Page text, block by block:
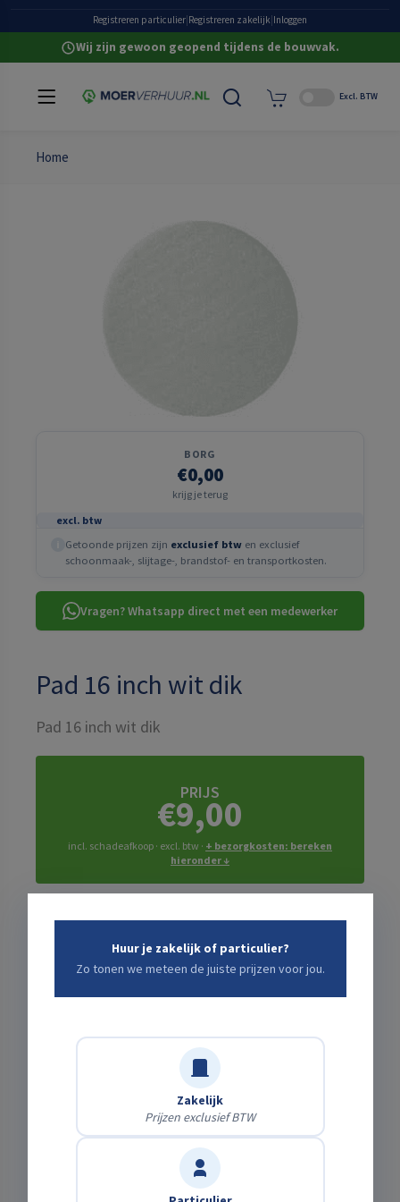
Grote eigen voorraad
Heldere all-in prijzenRegistreren particulier Registreren zakelijk Inloggen
Wij zijn gewoon geopend tijdens de bouwvak.
Excl. BTW
Home
BORG
€0,00
krijg je terug
excl. btw
Getoonde prijzen zijn exclusief btw en exclusief
schoonmaak-, slijtage-, brandstof- en transportkosten.
Vragen? Whatsapp direct met een medewerker
Pad 16 inch wit dik
Pad 16 inch wit dik
PRIJS
€9,00
incl. schadeafkoop · excl. btw · + bezorgkosten: bereken
hieronder ↓
Bezorging of zelf ophalen?
Gratis
Zelf afhalen
Haal het af op onze locatie.
Laten bezorgen
Wij brengen & halen het — kies je adres en zie
meteen de kosten.
Huur je zakelijk of particulier?
Zo tonen we meteen de juiste prijzen voor jou.
Zakelijk
Prijzen exclusief BTW